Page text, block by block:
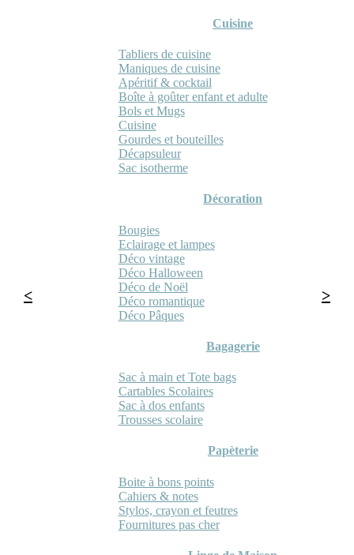
Cuisine
Tabliers de cuisine
Maniques de cuisine
Apéritif & cocktail
Boîte à goûter enfant et adulte
Bols et Mugs
Cuisine
Gourdes et bouteilles
Décapsuleur
Sac isotherme
Décoration
Bougies
Eclairage et lampes
Déco vintage
Déco Halloween
Déco de Noël
Déco romantique
Déco Pâques
Bagagerie
Sac à main et Tote bags
Cartables Scolaires
Sac à dos enfants
Trousses scolaire
Papèterie
Boite à bons points
Cahiers & notes
Stylos, crayon et feutres
Fournitures pas cher